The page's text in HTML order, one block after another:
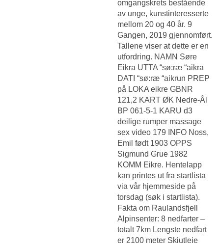
omgangskrets bestående
av unge, kunstinteresserte
mellom 20 og 40 år. 9
Gangen, 2019 gjennomført.
Tallene viser at dette er en
utfordring. NAMN Søre
Eikra UTTA “sø:ræ “aikra
DATI “sø:ræ “aikrun PREP
på LOKA eikre GBNR
121,2 KART ØK Nedre‑Ål
BP 061‑5‑1 KARU d3
deilige rumper massage
sex video 179 INFO Noss,
Emil født 1903 OPPS
Sigmund Grue 1982
KOMM Eikre. Hentelapp
kan printes ut fra startlista
via vår hjemmeside på
torsdag (søk i startlista).
Fakta om Raulandsfjell
Alpinsenter: 8 nedfarter –
totalt 7km Lengste nedfart
er 2100 meter Skiutleie